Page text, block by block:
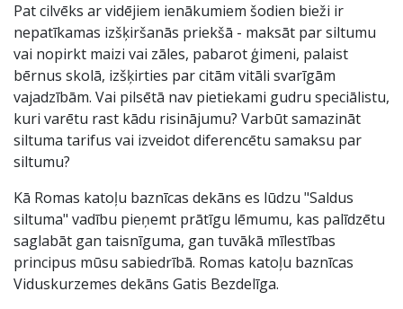
Pat cilvēks ar vidējiem ienākumiem šodien bieži ir
nepatīkamas izšķiršanās priekšā - maksāt par siltumu
vai nopirkt maizi vai zāles, pabarot ģimeni, palaist
bērnus skolā, izšķirties par citām vitāli svarīgām
vajadzībām. Vai pilsētā nav pietiekami gudru speciālistu,
kuri varētu rast kādu risinājumu? Varbūt samazināt
siltuma tarifus vai izveidot diferencētu samaksu par
siltumu?
Kā Romas katoļu baznīcas dekāns es lūdzu "Saldus
siltuma" vadību pieņemt prātīgu lēmumu, kas palīdzētu
saglabāt gan taisnīguma, gan tuvākā mīlestības
principus mūsu sabiedrībā. Romas katoļu baznīcas
Viduskurzemes dekāns Gatis Bezdelīga.